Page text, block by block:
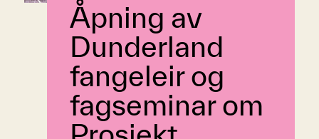
Åpning av
Dunderland
fangeleir og
fagseminar om